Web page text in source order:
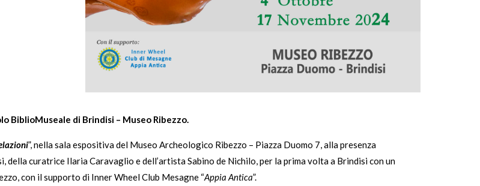
BiblioMuseale di Brindisi – Museo Ribezzo.
”, nella sala espositiva del Museo Archeologico Ribezzo – Piazza Duomo 7, alla presenza
curatrice Ilaria Caravaglio e dell’artista Sabino de Nichilo, per la prima volta a Brindisi con un
con il supporto di Inner Wheel Club Mesagne “Appia Antica”.